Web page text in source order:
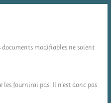
documents modifiables ne soient
les fournirai pas. Il n'est donc pas